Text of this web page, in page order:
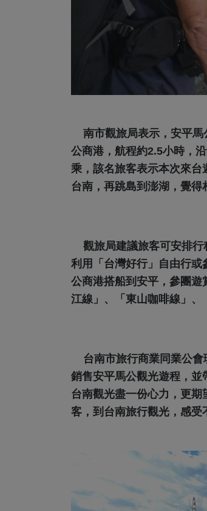
南市觀旅局表示，安平馬
公商港，航程約2.5小時，
乘，該名旅客表示本次來
台南，再跳島到澎湖，覺得
觀旅局建議旅客可安排行
利用「台灣好行」自由行
公商港搭船到安平，參團
江線」、「東山咖啡線」、
台南市旅行商業同業公會
銷售安平馬公觀光遊程，
台南觀光盡一份心力，更
客，到台南旅行觀光，感受